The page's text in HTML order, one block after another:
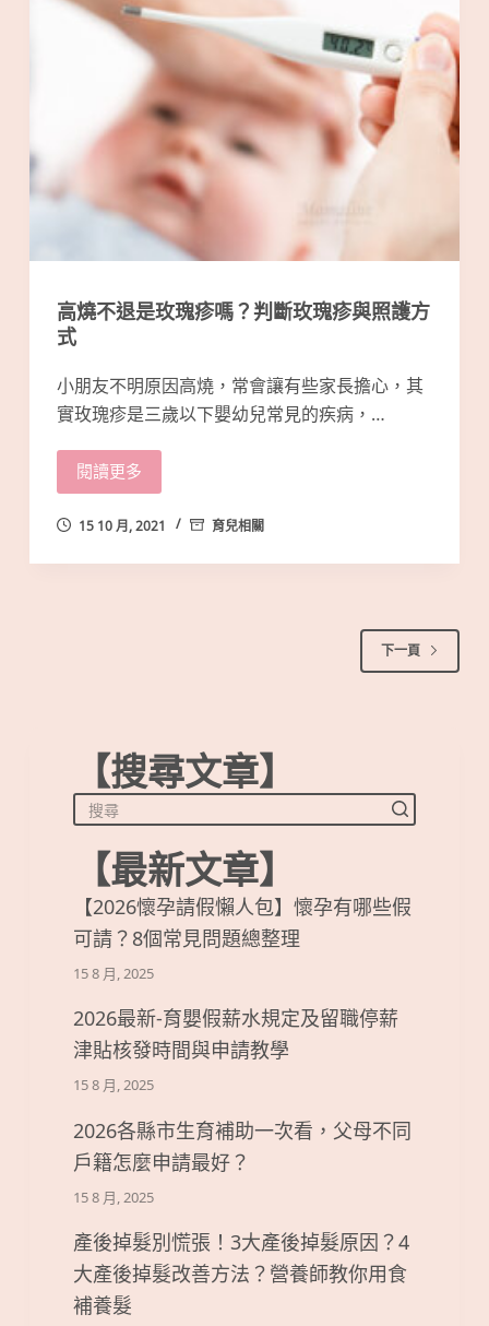
高燒不退是玫瑰疹嗎？判斷玫瑰疹與照護方
式
小朋友不明原因高燒，常會讓有些家長擔心，其
實玫瑰疹是三歲以下嬰幼兒常見的疾病，…
閱讀更多
15 10 月, 2021 育兒相關
下一頁
【搜尋文章】
【最新文章】
【2026懷孕請假懶人包】懷孕有哪些假
可請？8個常見問題總整理
15 8 月, 2025
2026最新-育嬰假薪水規定及留職停薪
津貼核發時間與申請教學
15 8 月, 2025
2026各縣市生育補助一次看，父母不同
戶籍怎麼申請最好？
15 8 月, 2025
產後掉髮別慌張！3大產後掉髮原因？4
大產後掉髮改善方法？營養師教你用食
補養髮